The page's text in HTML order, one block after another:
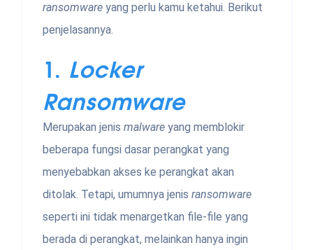
ransomware yang perlu kamu ketahui. Berikut
penjelasannya.
1. Locker
Ransomware
Merupakan jenis malware yang memblokir
beberapa fungsi dasar perangkat yang
menyebabkan akses ke perangkat akan
ditolak. Tetapi, umumnya jenis ransomware
seperti ini tidak menargetkan file-file yang
berada di perangkat, melainkan hanya ingin